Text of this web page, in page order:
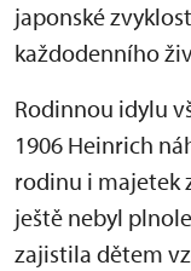
japonské
každodenního
Rodinnou idylu
1906 Heinrich
rodinu i majetek
ještě nebyl
zajistila dětem